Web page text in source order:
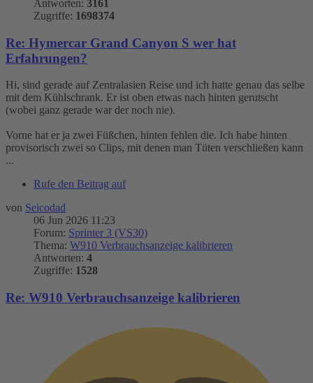
Antworten: 3161
Zugriffe: 1698374
Re: Hymercar Grand Canyon S wer hat
Erfahrungen?
Hi, sind gerade auf Zentralasien Reise und ich hatte genau das selbe
mit dem Kühlschrank. Er ist oben etwas nach hinten gerutscht
(wobei ganz gerade war der noch nie).
Vorne hat er ja zwei Füßchen, hinten fehlen die. Ich habe hinten
provisorisch zwei so Clips, mit denen man Tüten verschließen kann
...
Rufe den Beitrag auf
von Seicodad
06 Jun 2026 11:23
Forum: Sprinter 3 (VS30)
Thema: W910 Verbrauchsanzeige kalibrieren
Antworten: 4
Zugriffe: 1528
Re: W910 Verbrauchsanzeige kalibrieren